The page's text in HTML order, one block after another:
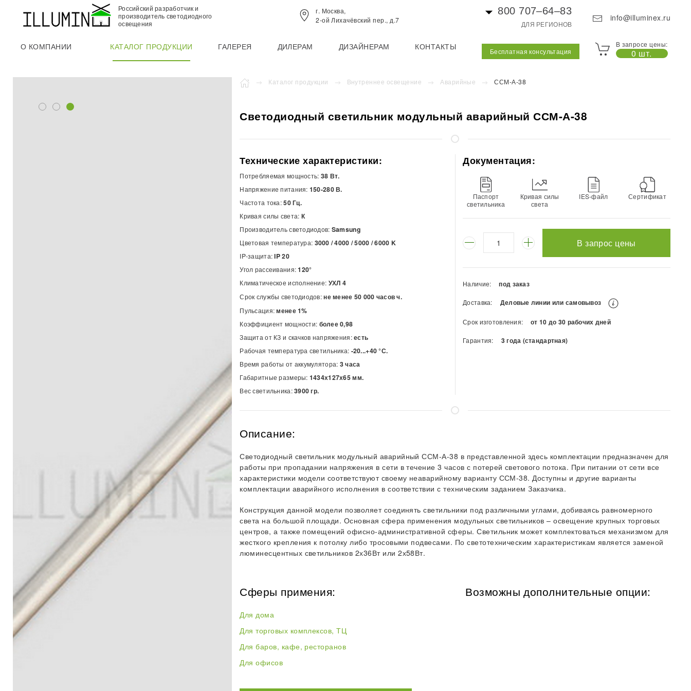
Российский разработчик и
производитель светодиодного
освещения
г. Москва,
2-ой Лихачёвский пер., д.7
800 707–64–83
ДЛЯ РЕГИОНОВ
О КОМПАНИИ КАТАЛОГ ПРОДУКЦИИ ГАЛЕРЕЯ ДИЛЕРАМ ДИЗАЙНЕРАМ КОНТАКТЫ
Бесплатная консультация
info@illuminex.ru
В запросе цены:
0 шт.
Каталог продукции Внутреннее освещение Аварийные ССМ-А-38
Светодиодный светильник модульный аварийный ССМ-А-38
Технические характеристики:
Потребляемая мощность: 38 Вт.
Напряжение питания: 150-280 В.
Частота тока:50 Гц.
Кривая силы света: К
Производитель светодиодов: Samsung
Цветовая температура: 3000 / 4000 / 5000 / 6000 K
IP-защита:IP 20
Угол рассеивания:120°
Климатическое исполнение: УХЛ 4
Срок службы светодиодов:не менее 50 000 часов ч.
Пульсация:менее 1%
Коэффициент мощности: более 0,98
Защита от КЗ и скачков напряжения:есть
Рабочая температура светильника: -20...+40 °С.
Время работы от аккумулятора: 3 часа
Габаритные размеры: 1434х127х65 мм.
Вес светильника:3900 гр.
Документация:
Паспорт
светильника
Кривая силы
света
IES-файл Сертификат
В запрос цены
Наличие: под заказ
Доставка: Деловые линии или самовывоз
Срок изготовления: от 10 до 30 рабочих дней
Гарантия: 3 года (стандартная)
Описание:
Светодиодный светильник модульный аварийный ССМ-А-38 в представленной здесь комплектации предназначен для
работы при пропадании напряжения в сети в течение 3 часов с потерей светового потока. При питании от сети все
характеристики модели соответствуют своему неаварийному варианту ССМ-38. Доступны и другие варианты
комплектации аварийного исполнения в соответствии с техническим заданием Заказчика.
Конструкция данной модели позволяет соединять светильники под различными углами, добиваясь равномерного
света на большой площади. Основная сфера применения модульных светильников – освещение крупных торговых
центров, а также помещений офисно-административной сферы. Светильник может комплектоваться механизмом для
жесткого крепления к потолку либо тросовыми подвесами. По светотехническим характеристикам является заменой
люминесцентных светильников 2х36Вт или 2х58Вт.
Сферы примения:
Для дома
Для торговых комплексов, ТЦ
Для баров, кафе, ресторанов
Для офисов
Возможны дополнительные опции: